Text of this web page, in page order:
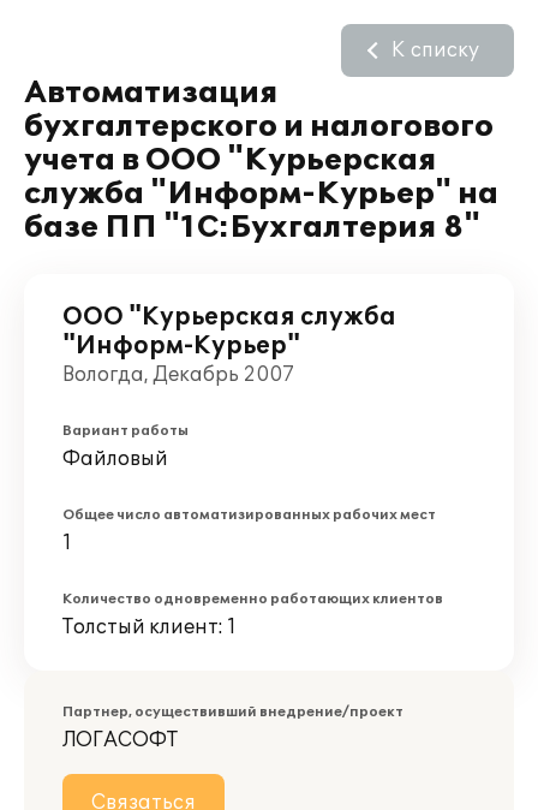
Автоматизация
бухгалтерского и налогового
учета в ООО "Курьерская
служба "Информ-Курьер" на
базе ПП "1С:Бухгалтерия 8"
К списку
ООО "Курьерская служба
"Информ-Курьер"
Вологда, Декабрь 2007
Вариант работы
Файловый
Общее число автоматизированных рабочих мест
1
Количество одновременно работающих клиентов
Толстый клиент: 1
Партнер, осуществивший внедрение/проект
ЛОГАСОФТ
Связаться